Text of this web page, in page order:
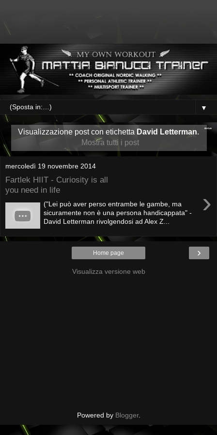
▼
Visualizzazione post con etichetta David Letterman.
Mostra tutti i post
mercoledì 19 novembre 2014
Fartlek HIIT - Curiosity is all
you need in life
›
("Lei può aver perso entrambe le gambe, ma
sicuramente non è una persona handicappata" -
David Letterman rivolgendosi ad Alex Z...
›
Home page
Visualizza versione web
Powered by Blogger.